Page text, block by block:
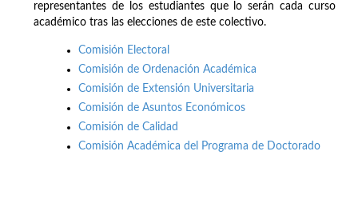
representantes de los estudiantes que lo serán cada curso
académico tras las elecciones de este colectivo.
Comisión Electoral
Comisión de Ordenación Académica
Comisión de Extensión Universitaria
Comisión de Asuntos Económicos
Comisión de Calidad
Comisión Académica del Programa de Doctorado